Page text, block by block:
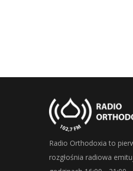
Radio Orthodoxia to
rozgłośnia radiowa